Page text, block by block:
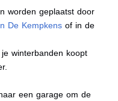
worden geplaatst door
De Kempkens of in de
winterbanden koopt
een garage om de